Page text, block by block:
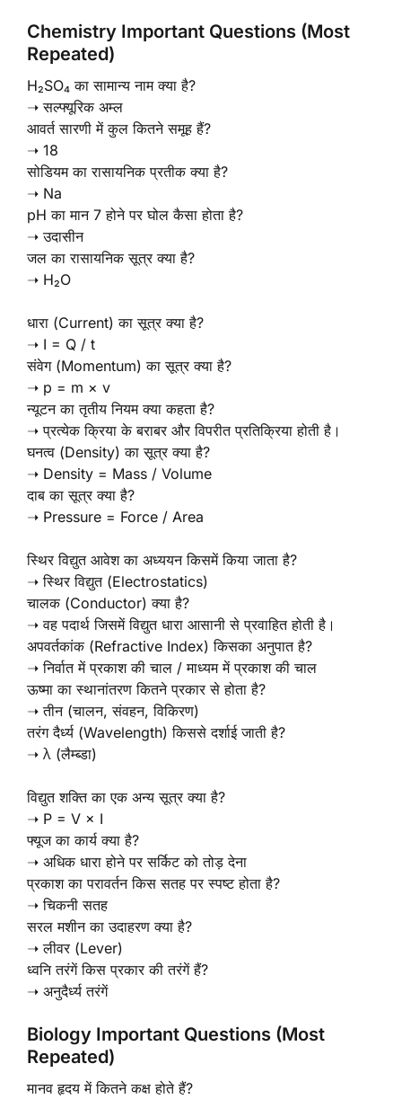
Chemistry Important Questions (Most
Repeated)
H₂SO₄ का सामान्य नाम क्या है?
➝ सल्फ्यूरिक अम्ल
आवर्त सारणी में कुल कितने समूह हैं?
➝ 18
सोडियम का रासायनिक प्रतीक क्या है?
➝ Na
pH का मान 7 होने पर घोल कैसा होता है?
➝ उदासीन
जल का रासायनिक सूत्र क्या है?
➝ H₂O
धारा (Current) का सूत्र क्या है?
➝ I = Q / t
संवेग (Momentum) का सूत्र क्या है?
➝ p = m × v
न्यूटन का तृतीय नियम क्या कहता है?
➝ प्रत्येक क्रिया के बराबर और विपरीत प्रतिक्रिया होती है।
घनत्व (Density) का सूत्र क्या है?
➝ Density = Mass / Volume
दाब का सूत्र क्या है?
➝ Pressure = Force / Area
स्थिर विद्युत आवेश का अध्ययन किसमें किया जाता है?
➝ स्थिर विद्युत (Electrostatics)
चालक (Conductor) क्या है?
➝ वह पदार्थ जिसमें विद्युत धारा आसानी से प्रवाहित होती है।
अपवर्तकांक (Refractive Index) किसका अनुपात है?
➝ निर्वात में प्रकाश की चाल / माध्यम में प्रकाश की चाल
ऊष्मा का स्थानांतरण कितने प्रकार से होता है?
➝ तीन (चालन, संवहन, विकिरण)
तरंग दैर्ध्य (Wavelength) किससे दर्शाई जाती है?
➝ λ (लैम्ब्डा)
विद्युत शक्ति का एक अन्य सूत्र क्या है?
➝ P = V × I
फ्यूज का कार्य क्या है?
➝ अधिक धारा होने पर सर्किट को तोड़ देना
प्रकाश का परावर्तन किस सतह पर स्पष्ट होता है?
➝ चिकनी सतह
सरल मशीन का उदाहरण क्या है?
➝ लीवर (Lever)
ध्वनि तरंगें किस प्रकार की तरंगें हैं?
➝ अनुदैर्ध्य तरंगें
Biology Important Questions (Most
Repeated)
मानव हृदय में कितने कक्ष होते हैं?